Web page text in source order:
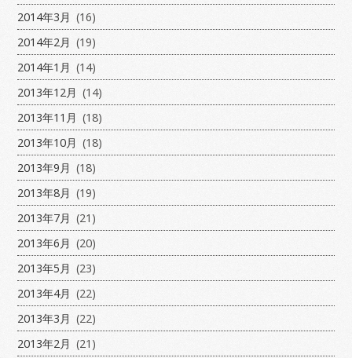
2014年3月 (16)
2014年2月 (19)
2014年1月 (14)
2013年12月 (14)
2013年11月 (18)
2013年10月 (18)
2013年9月 (18)
2013年8月 (19)
2013年7月 (21)
2013年6月 (20)
2013年5月 (23)
2013年4月 (22)
2013年3月 (22)
2013年2月 (21)